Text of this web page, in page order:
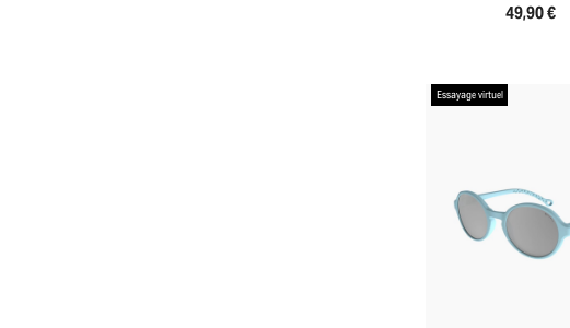
49,90 €
Essayage virtuel